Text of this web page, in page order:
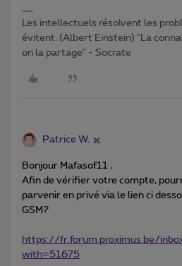
Les intellectuels résolvent les
évitent. (Albert Einstein) "La
on la partage" - Socrate
Patrice W.
Bonjour Mafasof11 ,
Afin de vérifier votre compte,
parvenir en privé via le lien ci
GSM?
https://fr.forum.proximus.be/
with=51675